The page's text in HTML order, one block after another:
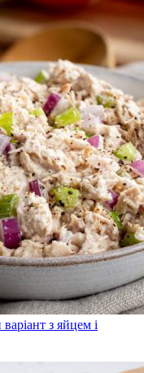
з яйцем і